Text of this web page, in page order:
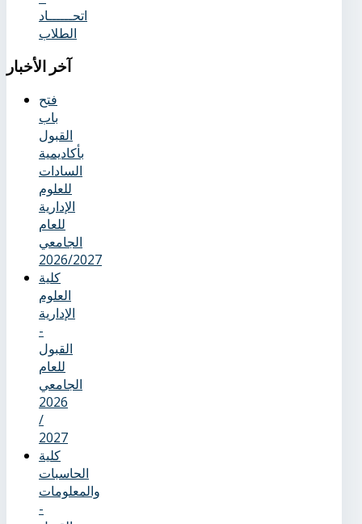
اتحــــــاد
الطلاب
آخر
الأخبار
فتح
باب
القبول
بأكاديمية
السادات
للعلوم
الإدارية
للعام
الجامعي
2026/2027
كلية
العلوم
الإدارية
-
القبول
للعام
الجامعي
2026
/
2027
كلية
الحاسبات
والمعلومات
-